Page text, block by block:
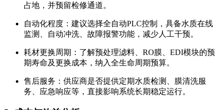
占地，并预留检修通道。
自动化程度：建议选择全自动PLC控制，具备水质在线
监测、自动冲洗、故障报警功能，减少人工干预。
耗材更换周期：了解预处理滤料、RO膜、EDI模块的预
期寿命及更换成本，纳入全生命周期预算。
售后服务：供应商是否提供定期水质检测、膜清洗服
务、应急响应等，直接影响系统长期稳定运行。